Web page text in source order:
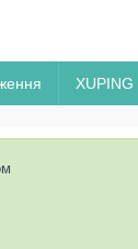
XUPING